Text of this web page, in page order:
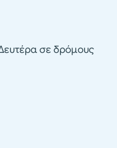
σε δρόμους